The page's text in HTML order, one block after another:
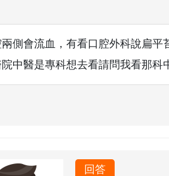
側會流血，有看口腔外科說扁平
中醫是專科想去看請問我看那科
回答